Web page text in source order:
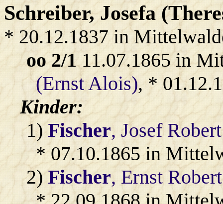
Schreiber, Josefa
* 20.12.1837 in
oo 2/111.07.1865 in
(Ernst Alois), *
Kinder:
1)Fischer, Josef Robert
* 07.10.1865 in
2)Fischer, Ernst Robert